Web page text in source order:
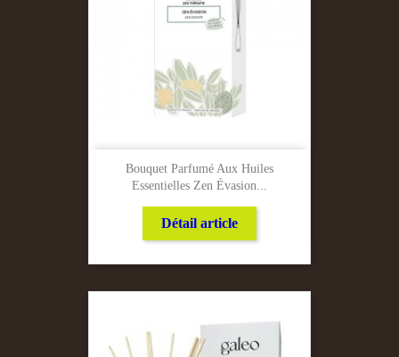
Bouquet Parfumé Aux Huiles
Essentielles Zen Évasion...
Détail article